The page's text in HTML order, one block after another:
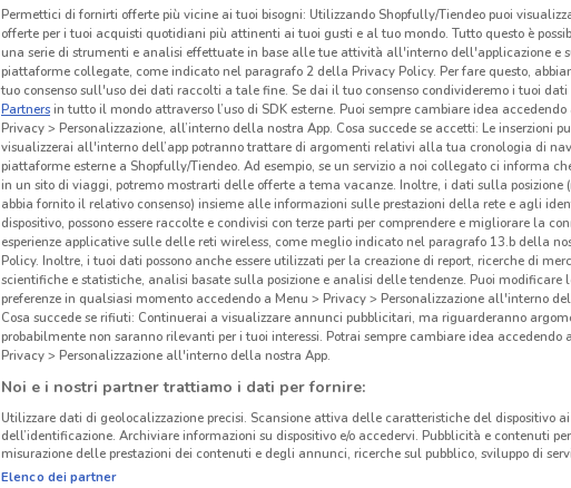
Permettici di fornirti offerte più vicine ai tuoi bisogni: Utilizzando Shopfully/Tiendeo puoi
offerte per i tuoi acquisti quotidiani più attinenti ai tuoi gusti e al tuo mondo. Tutto questo è
una serie di strumenti e analisi effettuate in base alle tue attività all'interno dell'applicazione e
piattaforme collegate, come indicato nel paragrafo 2 della Privacy Policy. Per fare questo,
tuo consenso sull'uso dei dati raccolti a tale fine. Se dai il tuo consenso condivideremo i tuoi dati
Partnersin tutto il mondo attraverso l’uso di SDK esterne. Puoi sempre cambiare idea accedendo
Privacy > Personalizzazione, all’interno della nostra App. Cosa succede se accetti: Le inserzioni
visualizzerai all'interno dell’app potranno trattare di argomenti relativi alla tua cronologia di
piattaforme esterne a Shopfully/Tiendeo. Ad esempio, se un servizio a noi collegato ci informa
in un sito di viaggi, potremo mostrarti delle offerte a tema vacanze. Inoltre, i dati sulla posizione
abbia fornito il relativo consenso) insieme alle informazioni sulle prestazioni della rete e agli
dispositivo, possono essere raccolte e condivisi con terze parti per comprendere e migliorare la
esperienze applicative sulle delle reti wireless, come meglio indicato nel paragrafo 13.b della
Policy. Inoltre, i tuoi dati possono anche essere utilizzati per la creazione di report, ricerche di
scientifiche e statistiche, analisi basate sulla posizione e analisi delle tendenze. Puoi modificare
preferenze in qualsiasi momento accedendo a Menu > Privacy > Personalizzazione all'interno
Cosa succede se rifiuti: Continuerai a visualizzare annunci pubblicitari, ma riguarderanno
probabilmente non saranno rilevanti per i tuoi interessi. Potrai sempre cambiare idea accedendo
Privacy > Personalizzazione all'interno della nostra App.
Noi e i nostri partner trattiamo i dati per fornire:
Utilizzare dati di geolocalizzazione precisi. Scansione attiva delle caratteristiche del dispositivo
dell’identificazione. Archiviare informazioni su dispositivo e/o accedervi. Pubblicità e contenuti
misurazione delle prestazioni dei contenuti e degli annunci, ricerche sul pubblico, sviluppo di
Elenco dei partner